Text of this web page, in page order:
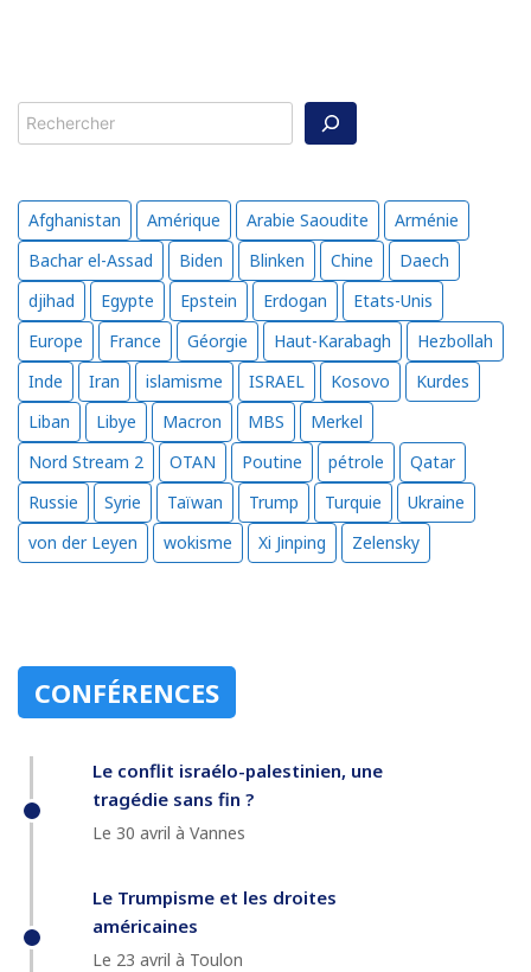
Rechercher
Afghanistan Amérique Arabie Saoudite
Arménie
Bachar el-Assad
Biden Blinken Chine
Daech
djihad
Egypte Epstein Erdogan
Etats-Unis
Europe
France Géorgie Haut-Karabagh
Hezbollah
Inde
Iran islamisme ISRAEL Kosovo
Kurdes
Liban
Libye Macron MBS
Merkel
Nord Stream 2
OTAN Poutine pétrole
Qatar
Russie
Syrie Taïwan Trump Turquie
Ukraine
von der Leyen
wokisme Xi Jinping Zelensky
CONFÉRENCES
Le conflit israélo-palestinien, une
tragédie sans fin ?
Le 30 avril à Vannes
Le Trumpisme et les droites
américaines
Le 23 avril à Toulon